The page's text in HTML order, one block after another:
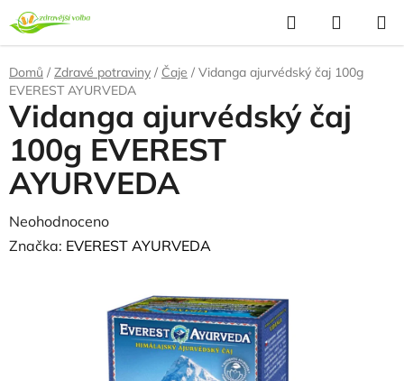
Přejít
na
obsah
Hledat
KOŠÍK
Domů / Zdravé potraviny / Čaje / Vidanga ajurvédský čaj 100g
EVEREST AYURVEDA
Vidanga ajurvédský čaj
100g EVEREST
AYURVEDA
Průměrné
hodnocení
Neohodnoceno
Značka: EVEREST AYURVEDA